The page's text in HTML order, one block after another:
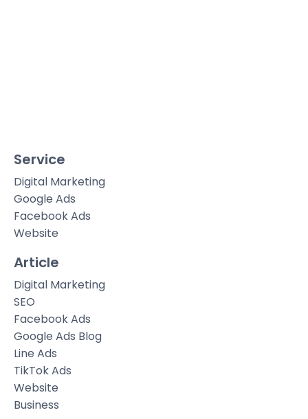
Service
Digital Marketing
Google Ads
Facebook Ads
Website
Article
Digital Marketing
SEO
Facebook Ads
Google Ads Blog
Line Ads
TikTok Ads
Website
Business